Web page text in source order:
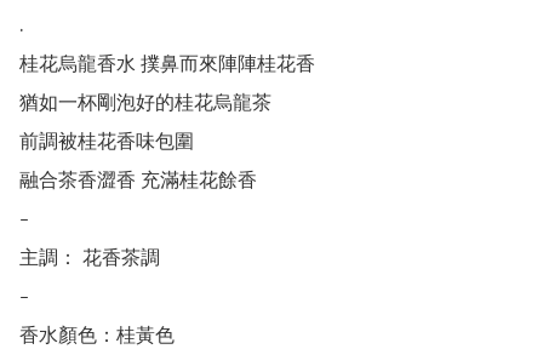
.
桂花烏龍香水 撲鼻而來陣陣桂花香
猶如一杯剛泡好的桂花烏龍茶
前調被桂花香味包圍
融合茶香澀香 充滿桂花餘香
-
主調： 花香茶調
-
香水顏色：桂黃色